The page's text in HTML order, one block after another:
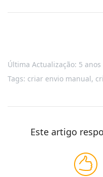
Última Actualização: 5 anos
Tags: criar envio manual,
Este artigo